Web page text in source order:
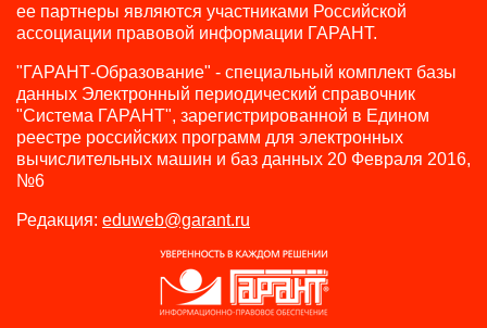
ее партнеры являются участниками Российской
ассоциации правовой информации ГАРАНТ.
"ГАРАНТ-Образование" - специальный комплект базы
данных Электронный периодический справочник
"Система ГАРАНТ", зарегистрированной в Едином
реестре российских программ для электронных
вычислительных машин и баз данных 20 Февраля 2016,
№6
Редакция: eduweb@garant.ru